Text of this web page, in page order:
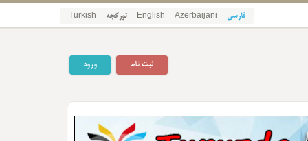
فارسی Azerbaijani
English تورکجه Turkish
ورود ثبت نام